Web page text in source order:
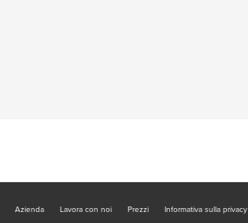
Azienda Lavora con noi Prezzi Informativa sulla privacy